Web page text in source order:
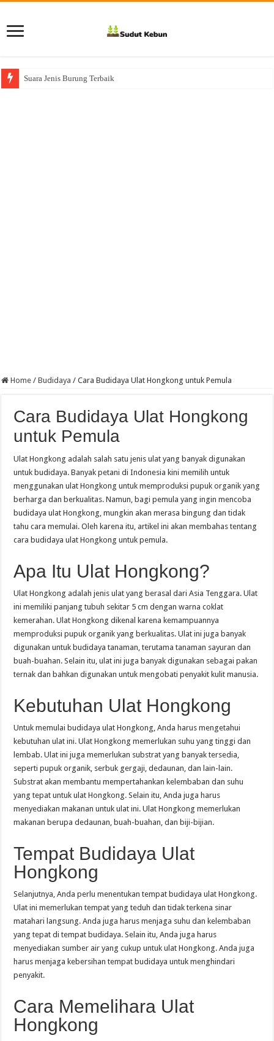
Suara Jenis Burung Terbaik
Home / Budidaya / Cara Budidaya Ulat Hongkong untuk Pemula
Cara Budidaya Ulat Hongkong
untuk Pemula
Ulat Hongkong adalah salah satu jenis ulat yang banyak digunakan
untuk budidaya. Banyak petani di Indonesia kini memilih untuk
menggunakan ulat Hongkong untuk memproduksi pupuk organik yang
berharga dan berkualitas. Namun, bagi pemula yang ingin mencoba
budidaya ulat Hongkong, mungkin akan merasa bingung dan tidak
tahu cara memulai. Oleh karena itu, artikel ini akan membahas tentang
cara budidaya ulat Hongkong untuk pemula.
Apa Itu Ulat Hongkong?
Ulat Hongkong adalah jenis ulat yang berasal dari Asia Tenggara. Ulat
ini memiliki panjang tubuh sekitar 5 cm dengan warna coklat
kemerahan. Ulat Hongkong dikenal karena kemampuannya
memproduksi pupuk organik yang berkualitas. Ulat ini juga banyak
digunakan untuk budidaya tanaman, terutama tanaman sayuran dan
buah-buahan. Selain itu, ulat ini juga banyak digunakan sebagai pakan
ternak dan bahkan digunakan untuk mengobati penyakit kulit manusia.
Kebutuhan Ulat Hongkong
Untuk memulai budidaya ulat Hongkong, Anda harus mengetahui
kebutuhan ulat ini. Ulat Hongkong memerlukan suhu yang tinggi dan
lembab. Ulat ini juga memerlukan substrat yang banyak tersedia,
seperti pupuk organik, serbuk gergaji, dedaunan, dan lain-lain.
Substrat akan membantu mempertahankan kelembaban dan suhu
yang tepat untuk ulat Hongkong. Selain itu, Anda juga harus
menyediakan makanan untuk ulat ini. Ulat Hongkong memerlukan
makanan berupa dedaunan, buah-buahan, dan biji-bijian.
Tempat Budidaya Ulat
Hongkong
Selanjutnya, Anda perlu menentukan tempat budidaya ulat Hongkong.
Ulat ini memerlukan tempat yang teduh dan tidak terkena sinar
matahari langsung. Anda juga harus menjaga suhu dan kelembaban
yang tepat di tempat budidaya. Selain itu, Anda juga harus
menyediakan sumber air yang cukup untuk ulat Hongkong. Anda juga
harus menjaga kebersihan tempat budidaya untuk menghindari
penyakit.
Cara Memelihara Ulat
Hongkong